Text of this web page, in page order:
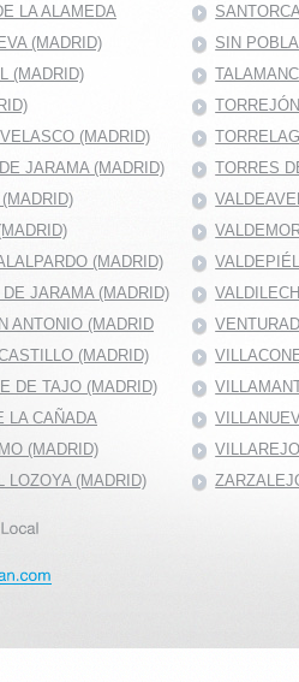
LA ALAMEDA
(MADRID)
SIN
(MADRID)
(MADRID)
JARAMA (MADRID)
TORRES
(MADRID)
JARAMA (MADRID)
ANTONIO (MADRID
(MADRID)
DE TAJO (MADRID)
LA CAÑADA
(MADRID)
LOZOYA (MADRID)